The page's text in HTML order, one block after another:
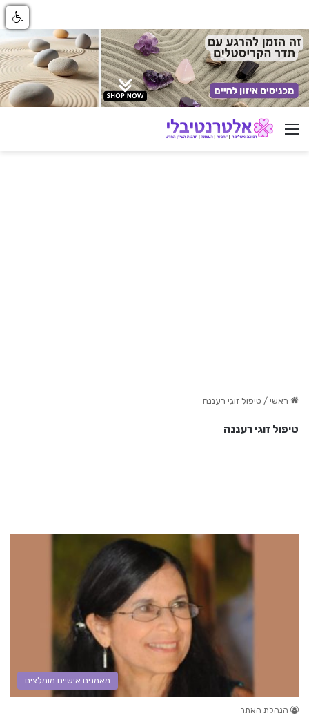
ניווט באתר
ראשי / טיפול זוגי רעננה
טיפול זוגי רעננה
מאמנים אישיים מומלצים
הנהלת האתר